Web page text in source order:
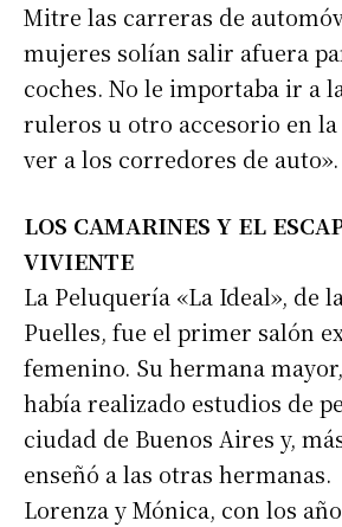
Mitre las carreras de
mujeres solían salir afuera
coches. No le importaba ir a
ruleros u otro accesorio en la
ver a los corredores de auto».
LOS CAMARINES Y EL
VIVIENTE
La Peluquería «La Ideal», de
Puelles, fue el primer salón
femenino. Su hermana
había realizado estudios de
ciudad de Buenos Aires y,
enseñó a las otras hermanas.
Lorenza y Mónica, con los